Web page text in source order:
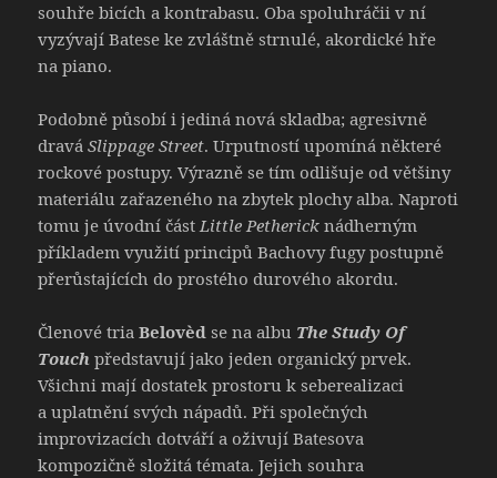
souhře bicích a kontrabasu. Oba spoluhráčii v ní
vyzývají Batese ke zvláštně strnulé, akordické hře
na piano.
Podobně působí i jediná nová skladba; agresivně
draváSlippage Street. Urputností upomíná některé
rockové postupy. Výrazně se tím odlišuje od většiny
materiálu zařazeného na zbytek plochy alba. Naproti
tomu je úvodní částLittle Petherick nádherným
příkladem využití principů Bachovy fugy postupně
přerůstajících do prostého durového akordu.
Členové triaBelovèd se na albu The Study Of
Touch představují jako jeden organický prvek.
Všichni mají dostatek prostoru k seberealizaci
a uplatnění svých nápadů. Při společných
improvizacích dotváří a oživují Batesova
kompozičně složitá témata. Jejich souhra